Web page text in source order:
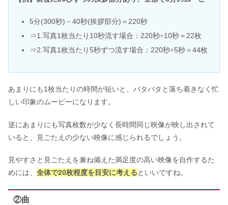
5分(300秒)－40秒(挨拶部分)＝220秒
⇒1.写真1枚当たり10秒流す場合：220秒÷10秒＝22枚
⇒2.写真1枚当たり5秒ずつ流す場合：220秒÷5秒＝44枚
あまりにも1枚当たりの時間が短いと、バタバタと落ち着きなく忙
しい印象のムービーになります。
逆にあまりにも写真枚数が少なく長時間同じ映像が映し出されて
いると、見ごたえの少ない映像に感じられるでしょう。
見やすさと見ごたえを兼ね備えた満足度の高い映像を自作するた
めには、 全体で20枚程度を目安に考えるといいですね。
②曲